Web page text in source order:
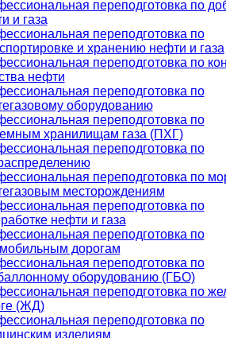
переподготовка по
и газа
переподготовка по
и хранению нефти и газа
переподготовка по
нефти
переподготовка по
оборудованию
переподготовка по
хранилищам газа (ПХГ)
переподготовка по
переподготовка по
месторождениям
переподготовка по
нефти и газа
переподготовка по
дорогам
переподготовка по
оборудованию (ГБО)
переподготовка по
(ЖД)
переподготовка по
изделиям